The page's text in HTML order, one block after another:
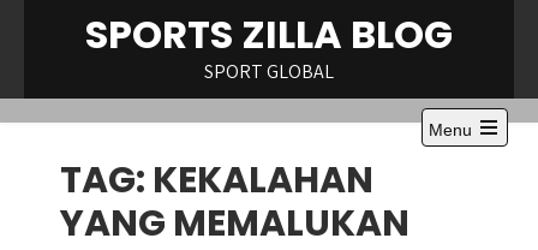
SPORTS ZILLA BLOG
SPORT GLOBAL
Menu
Open
TAG: KEKALAHAN
YANG MEMALUKAN